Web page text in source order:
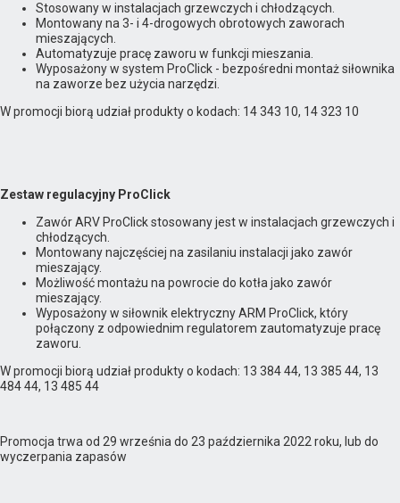
Stosowany w instalacjach grzewczych i chłodzących.
Montowany na 3- i 4-drogowych obrotowych zaworach
mieszających.
Automatyzuje pracę zaworu w funkcji mieszania.
Wyposażony w system ProClick - bezpośredni montaż siłownika
na zaworze bez użycia narzędzi.
W promocji biorą udział produkty o kodach: 14 343 10, 14 323 10
Zestaw regulacyjny ProClick
Zawór ARV ProClick stosowany jest w instalacjach grzewczych i
chłodzących.
Montowany najczęściej na zasilaniu instalacji jako zawór
mieszający.
Możliwość montażu na powrocie do kotła jako zawór
mieszający.
Wyposażony w siłownik elektryczny ARM ProClick, który
połączony z odpowiednim regulatorem zautomatyzuje pracę
zaworu.
W promocji biorą udział produkty o kodach: 13 384 44, 13 385 44, 13
484 44, 13 485 44
Promocja trwa od 29 września do 23 października 2022 roku, lub do
wyczerpania zapasów